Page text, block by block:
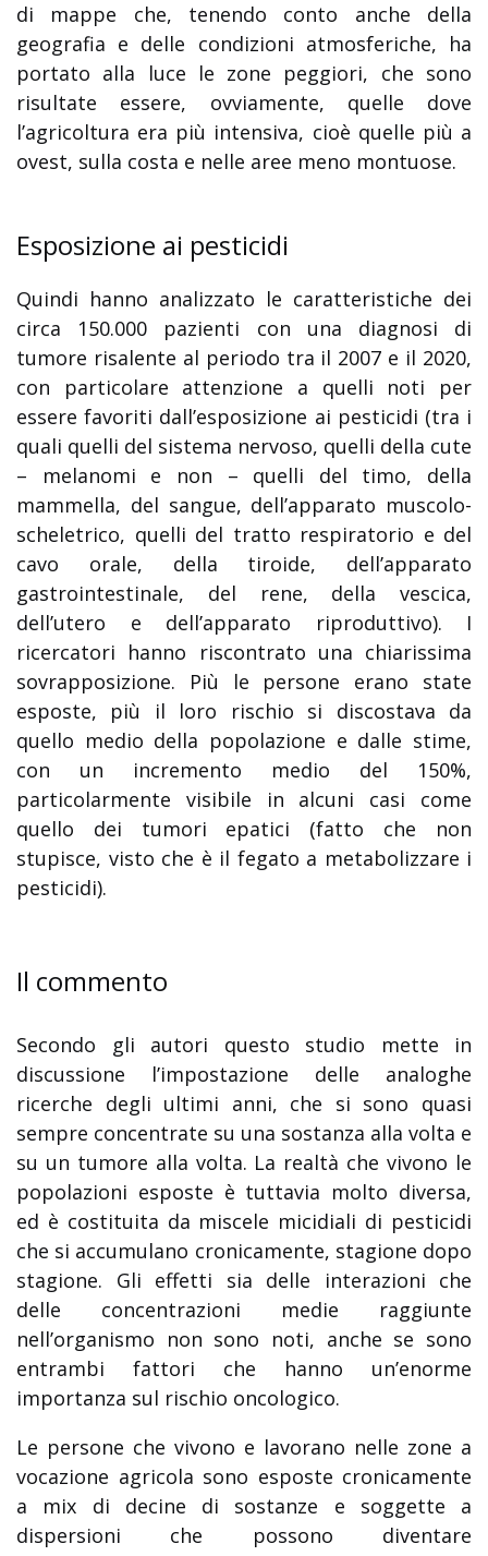
di mappe che, tenendo conto anche della
geografia e delle condizioni atmosferiche, ha
portato alla luce le zone peggiori, che sono
risultate essere, ovviamente, quelle dove
l’agricoltura era più intensiva, cioè quelle più a
ovest, sulla costa e nelle aree meno montuose.
Esposizione ai pesticidi
Quindi hanno analizzato le caratteristiche dei
circa 150.000 pazienti con una diagnosi di
tumore risalente al periodo tra il 2007 e il 2020,
con particolare attenzione a quelli noti per
essere favoriti dall’esposizione ai pesticidi (tra i
quali quelli del sistema nervoso, quelli della cute
– melanomi e non – quelli del timo, della
mammella, del sangue, dell’apparato muscolo-
scheletrico, quelli del tratto respiratorio e del
cavo orale, della tiroide, dell’apparato
gastrointestinale, del rene, della vescica,
dell’utero e dell’apparato riproduttivo). I
ricercatori hanno riscontrato una chiarissima
sovrapposizione. Più le persone erano state
esposte, più il loro rischio si discostava da
quello medio della popolazione e dalle stime,
con un incremento medio del 150%,
particolarmente visibile in alcuni casi come
quello dei tumori epatici (fatto che non
stupisce, visto che è il fegato a metabolizzare i
pesticidi).
Il commento
Secondo gli autori questo studio mette in
discussione l’impostazione delle analoghe
ricerche degli ultimi anni, che si sono quasi
sempre concentrate su una sostanza alla volta e
su un tumore alla volta. La realtà che vivono le
popolazioni esposte è tuttavia molto diversa,
ed è costituita da miscele micidiali di pesticidi
che si accumulano cronicamente, stagione dopo
stagione. Gli effetti sia delle interazioni che
delle concentrazioni medie raggiunte
nell’organismo non sono noti, anche se sono
entrambi fattori che hanno un’enorme
importanza sul rischio oncologico.
Le persone che vivono e lavorano nelle zone a
vocazione agricola sono esposte cronicamente
a mix di decine di sostanze e soggette a
dispersioni che possono diventare